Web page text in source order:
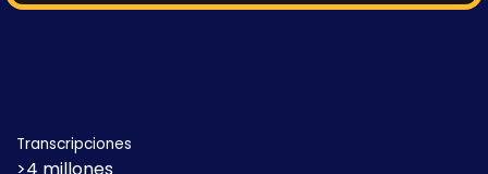
Transcripciones
>4 millones